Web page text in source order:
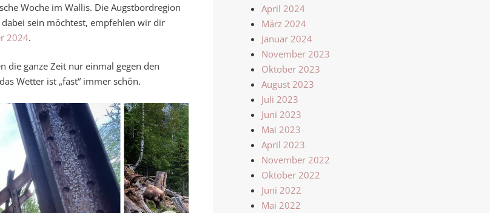
Woche im Wallis. Die Augstbordregion
sein möchtest, empfehlen wir dir
2024.
die ganze Zeit nur einmal gegen den
Wetter ist „fast“ immer schön.
April 2024
März 2024
Januar 2024
November 2023
Oktober 2023
August 2023
Juli 2023
Juni 2023
Mai 2023
April 2023
November 2022
Oktober 2022
Juni 2022
Mai 2022